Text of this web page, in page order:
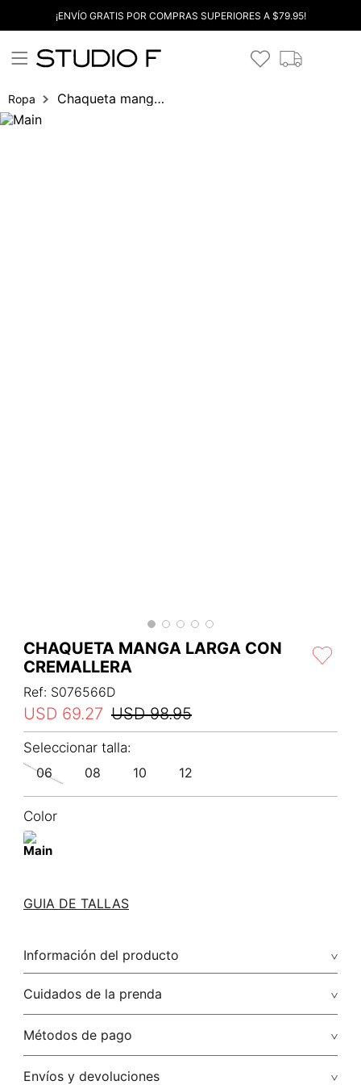
¡ENVÍO GRATIS POR COMPRAS SUPERIORES A $79.95!
Ropa Chaqueta manga larga con cremallera
CHAQUETA MANGA LARGA CON
CREMALLERA
Ref: S076566D
USD 98.95
USD 69.27
06 08 10 12
Color
GUIA DE TALLAS
Información del producto
75.00% viscosa/viscose22.00% poliamida/polyamide3.00%
elastano/elastane
Cuidados de la prenda
Lavado a máquina máximo a 30°c / centrifugar / secar
No usar lejia
Métodos de pago
Tarjetas de crédito: Visa, Dinners, Master Card y American
Envíos y devoluciones